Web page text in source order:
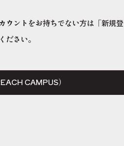
ウントをお持ちでない方は「新規登
さい。
CAMPUS）